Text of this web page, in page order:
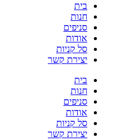
בית
חנות
סניפים
אודות
סל קניות
יצירת קשר
בית
חנות
סניפים
אודות
סל קניות
יצירת קשר